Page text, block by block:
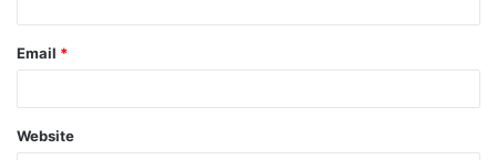
Email *
Website